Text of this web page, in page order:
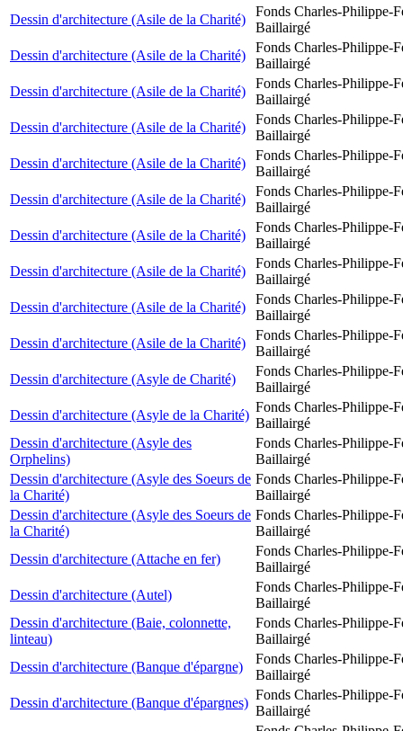
Dessin d'architecture (Asile de la Charité)
Fonds Charles-Philippe-
Baillairgé
Dessin d'architecture (Asile de la Charité)
Fonds Charles-Philippe-
Baillairgé
Dessin d'architecture (Asile de la Charité)
Fonds Charles-Philippe-
Baillairgé
Dessin d'architecture (Asile de la Charité)
Fonds Charles-Philippe-
Baillairgé
Dessin d'architecture (Asile de la Charité)
Fonds Charles-Philippe-
Baillairgé
Dessin d'architecture (Asile de la Charité)
Fonds Charles-Philippe-
Baillairgé
Dessin d'architecture (Asile de la Charité)
Fonds Charles-Philippe-
Baillairgé
Dessin d'architecture (Asile de la Charité)
Fonds Charles-Philippe-
Baillairgé
Dessin d'architecture (Asile de la Charité)
Fonds Charles-Philippe-
Baillairgé
Dessin d'architecture (Asile de la Charité)
Fonds Charles-Philippe-
Baillairgé
Dessin d'architecture (Asyle de Charité)
Fonds Charles-Philippe-
Baillairgé
Dessin d'architecture (Asyle de la Charité)
Fonds Charles-Philippe-
Baillairgé
Dessin d'architecture (Asyle des
Orphelins)
Fonds Charles-Philippe-
Baillairgé
Dessin d'architecture (Asyle des Soeurs de
la Charité)
Fonds Charles-Philippe-
Baillairgé
Dessin d'architecture (Asyle des Soeurs de
la Charité)
Fonds Charles-Philippe-
Baillairgé
Dessin d'architecture (Attache en fer)
Fonds Charles-Philippe-
Baillairgé
Dessin d'architecture (Autel)
Fonds Charles-Philippe-
Baillairgé
Dessin d'architecture (Baie, colonnette,
linteau)
Fonds Charles-Philippe-
Baillairgé
Dessin d'architecture (Banque d'épargne)
Fonds Charles-Philippe-
Baillairgé
Dessin d'architecture (Banque d'épargnes)
Fonds Charles-Philippe-
Baillairgé